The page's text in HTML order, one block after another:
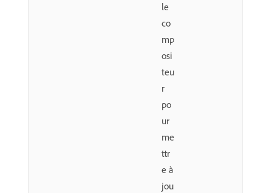
le
co
mp
osi
teu
r
po
ur
me
ttr
e à
jou